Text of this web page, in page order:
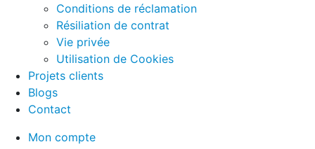
Conditions de réclamation
Résiliation de contrat
Vie privée
Utilisation de Cookies
Projets clients
Blogs
Contact
Mon compte